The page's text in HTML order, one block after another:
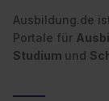
Ausbildung.de
Portale für
Studium und